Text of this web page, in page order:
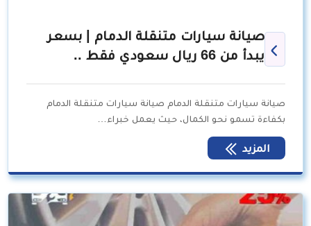
صيانة سيارات متنقلة الدمام | بسعر
يبدأ من 66 ريال سعودي فقط ..
صيانة سيارات متنقلة الدمام صيانة سيارات متنقلة الدمام
بكفاءة تسمو نحو الكمال، حيث يعمل خبراء…
المزيد